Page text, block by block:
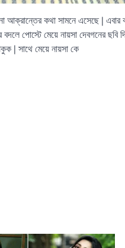
কথা সামনে এসেছে |
পোস্টে মেয়ে নায়সা দেবগনের ছবি
| সাথে মেয়ে নায়সা কে